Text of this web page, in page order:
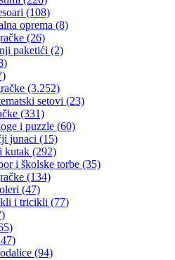
(108)
oprema (8)
(26)
paketići (2)
(3.252)
setovi (23)
(331)
i puzzle (60)
junaci (15)
kutak (292)
i školske torbe (35)
(134)
(47)
i tricikli (77)
(94)